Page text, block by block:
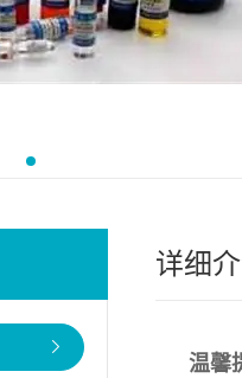
详细
温馨